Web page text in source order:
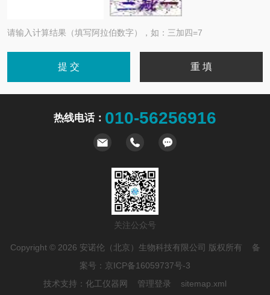
请输入计算结果（填写阿拉伯数字），如：三加四=7
热线电话： 010-56256916
关注公众号
Copyright © 2026 安诺伦（北京）生物科技有限公司 版权所有 备
案号： 京ICP备16059737号-3
技术支持： 化工仪器网 管理登录 sitemap.xml